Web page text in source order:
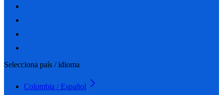
Selecciona país / idioma
Colombia / Español